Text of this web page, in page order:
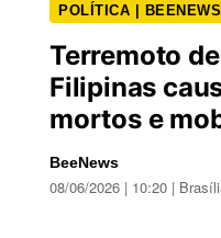
POLÍTICA | BEENEWS
Terremoto
Filipinas
mortos e
BeeNews
08/06/2026 | 10:20 |